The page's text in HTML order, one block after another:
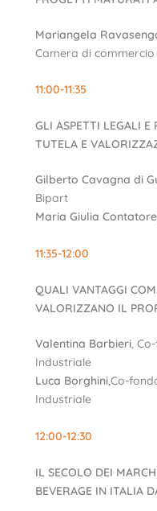
Mariangela
Camera di commercio
11:00-11:35
GLI ASPETTI LEGALI E
TUTELA E
Gilberto Cavagna di
Bipart
Maria Giulia Contatore
11:35-12:00
QUALI VANTAGGI
VALORIZZANO IL
Valentina Barbieri,
Industriale
Luca Borghini,Co-
Industriale
12:00-12:30
IL SECOLO DEI
BEVERAGE IN ITALIA